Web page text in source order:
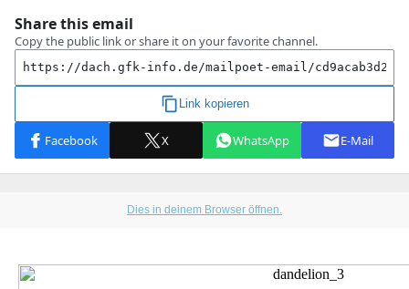
Dies in deinem Browser öffnen.